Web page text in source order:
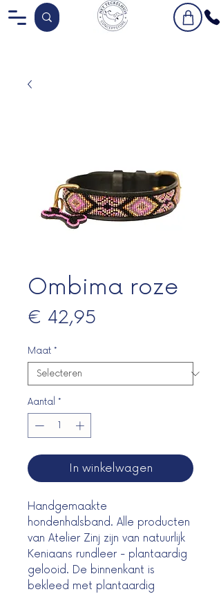
Ombima roze
€ 42,95
Maat *
Aantal *
In winkelwagen
Handgemaakte
hondenhalsband. Alle producten
van Atelier Zinj zijn van natuurlijk
Keniaans rundleer - plantaardig
gelooid. De binnenkant is
bekleed met plantaardig